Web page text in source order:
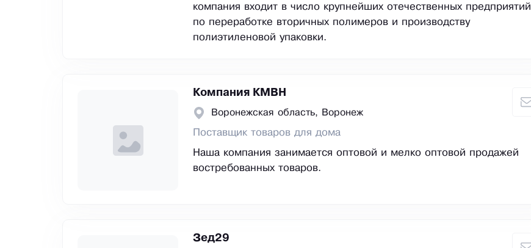
компания входит в число крупнейших отечественных предприятий
по переработке вторичных полимеров и производству
полиэтиленовой упаковки.
Компания КМВН
Воронежская область, Воронеж
Поставщик товаров для дома
Наша компания занимается оптовой и мелко оптовой продажей
востребованных товаров.
Зед29